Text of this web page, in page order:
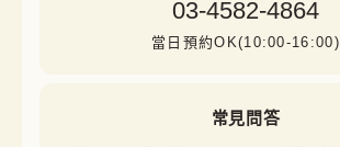
03-4582-4864
當日預約OK(10:00-16:00)
常見問答